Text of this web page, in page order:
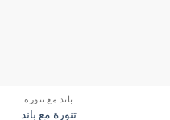
باند مع تنورة
تنورة مع باند